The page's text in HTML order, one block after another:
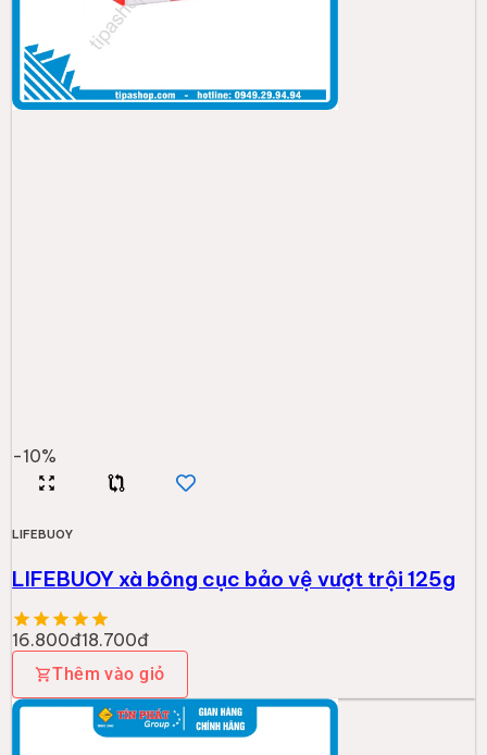
-10%
LIFEBUOY
LIFEBUOY xà bông cục bảo vệ vượt trội 125g
16.800đ18.700đ
Thêm vào giỏ